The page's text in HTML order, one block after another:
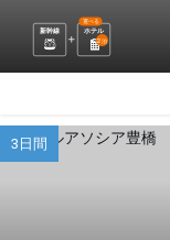
新幹線 ホテル
選べる
2泊
3日間